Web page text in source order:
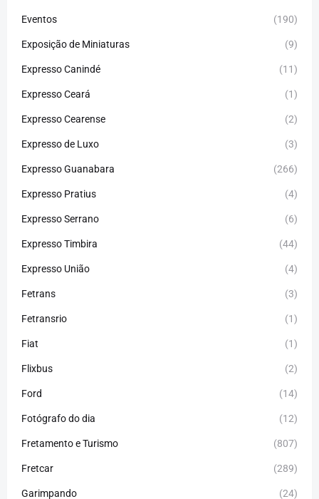
Eventos (190)
Exposição de Miniaturas (9)
Expresso Canindé (11)
Expresso Ceará (1)
Expresso Cearense (2)
Expresso de Luxo (3)
Expresso Guanabara (266)
Expresso Pratius (4)
Expresso Serrano (6)
Expresso Timbira (44)
Expresso União (4)
Fetrans (3)
Fetransrio (1)
Fiat (1)
Flixbus (2)
Ford (14)
Fotógrafo do dia (12)
Fretamento e Turismo (807)
Fretcar (289)
Garimpando (24)